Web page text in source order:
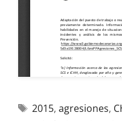
2015, agresiones,